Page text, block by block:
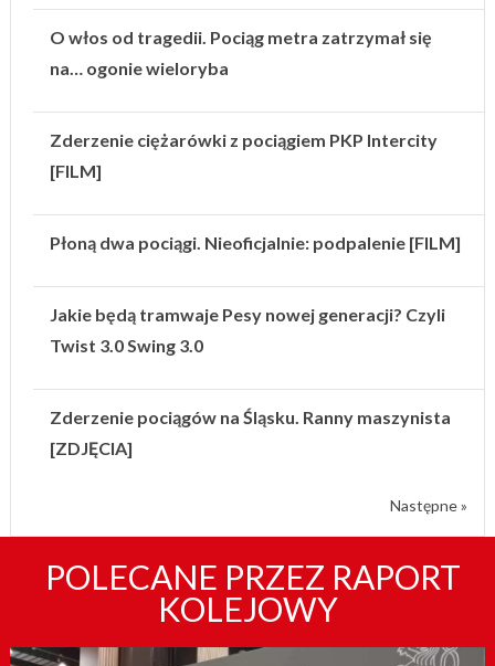
O włos od tragedii. Pociąg metra zatrzymał się
na… ogonie wieloryba
Zderzenie ciężarówki z pociągiem PKP Intercity
[FILM]
Płoną dwa pociągi. Nieoficjalnie: podpalenie [FILM]
Jakie będą tramwaje Pesy nowej generacji? Czyli
Twist 3.0 Swing 3.0
Zderzenie pociągów na Śląsku. Ranny maszynista
[ZDJĘCIA]
Następne »
POLECANE PRZEZ RAPORT
KOLEJOWY